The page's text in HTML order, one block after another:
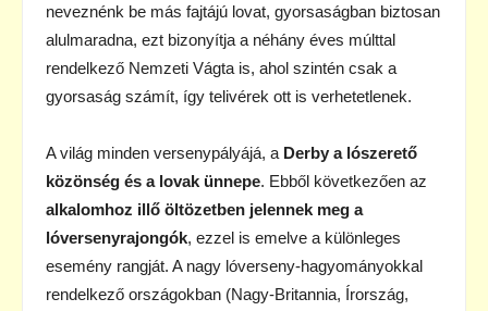
neveznénk be más fajtájú lovat, gyorsaságban biztosan
alulmaradna, ezt bizonyítja a néhány éves múlttal
rendelkező Nemzeti Vágta is, ahol szintén csak a
gyorsaság számít, így telivérek ott is verhetetlenek.
A világ minden versenypályájá, a Derby a lószerető
közönség és a lovak ünnepe. Ebből következően az
alkalomhoz illő öltözetben jelennek meg a
lóversenyrajongók, ezzel is emelve a különleges
esemény rangját. A nagy lóverseny-hagyományokkal
rendelkező országokban (Nagy-Britannia, Írország,